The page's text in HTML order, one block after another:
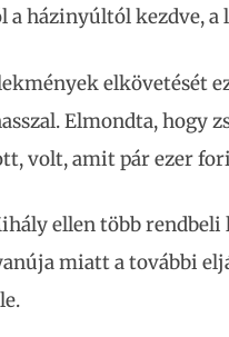
a házinyúltól kezdve,
elkövetését
Elmondta,
volt, amit pár ezer
ellen több rendbeli
miatt a további